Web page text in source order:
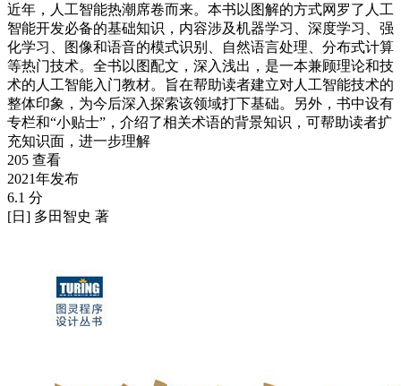
近年，人工智能热潮席卷而来。本书以图解的方式网罗了人工
智能开发必备的基础知识，内容涉及机器学习、深度学习、强
化学习、图像和语音的模式识别、自然语言处理、分布式计算
等热门技术。全书以图配文，深入浅出，是一本兼顾理论和技
术的人工智能入门教材。旨在帮助读者建立对人工智能技术的
整体印象，为今后深入探索该领域打下基础。另外，书中设有
专栏和“小贴士”，介绍了相关术语的背景知识，可帮助读者扩
充知识面，进一步理解
205 查看
2021年发布
6.1 分
[日] 多田智史 著